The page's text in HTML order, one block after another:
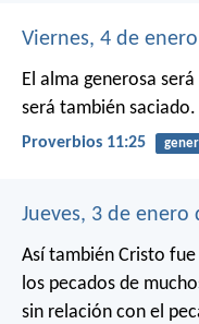
Viernes, 4 de
El alma generosa
será también saciado.
Proverbios 11:25
Jueves, 3 de enero
Así también Cristo
los pecados de
sin relación con el